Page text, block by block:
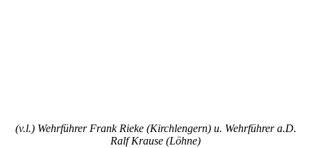
(v.l.) Wehrführer Frank Rieke (Kirchlengern) u. Wehrführer a.D.
Ralf Krause (Löhne)